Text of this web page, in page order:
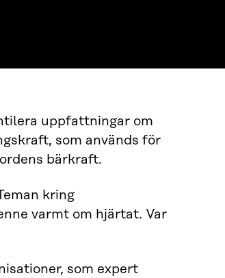
uppfattningar om
som används för
bärkraft.
kring
varmt om hjärtat. Var
som expert